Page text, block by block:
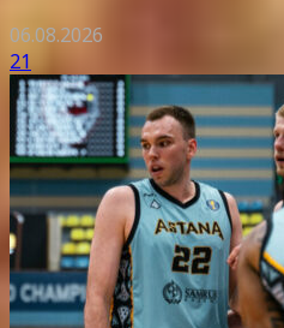
06.08.2026
21